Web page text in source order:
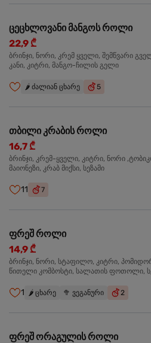
ცეცხლოვანი მანგოს როლი
22,9 ₾
ბრინჯი, ნორი, კრემ ყველი, შემწვარი
კანი, კიტრი, მანგო-ჩილის გელი
🌶️ ძალიან ცხარე 5
თბილი კრაბის როლი
16,7 ₾
ბრინჯი, კრემ-ყველი, კიტრი, ნორი
მაიონეზი, კრაბ მიქსი, სეზამი
11 7
ფრეშ როლი
14,9 ₾
ბრინჯი, ნორი, სტაფილო, კიტრი,
წითელი კომბოსტი, სალათის ფოთოლი,
1 🌶️ ცხარე 🥦 ვეგანური 2
ფრეშ ორაგულის როლი